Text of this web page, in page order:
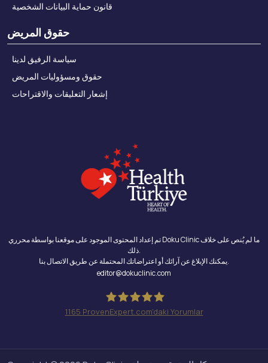
قانون حماية البيانات الشخصية
حقوق المريض
سياسة الرفيق لدينا
حقوق ومسؤوليات المريض
إشعار التعليقات والاقتراحات
تم إعداد المحتوى الموجود على موقعنا بواسطة محرري Doku Clinic ما لم يُنص على خلاف
ذلك.
يمكنك الإبلاغ عن آرائك أو اعتراضاتك المحتملة عن طريق الاتصال بنا.
editor@dokuclinic.com
1165 ProvenExpert.com'daki Yorumlar